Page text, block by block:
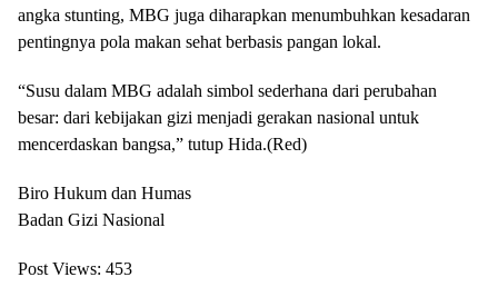
angka stunting, MBG juga diharapkan menumbuhkan kesadaran
pentingnya pola makan sehat berbasis pangan lokal.
“Susu dalam MBG adalah simbol sederhana dari perubahan
besar: dari kebijakan gizi menjadi gerakan nasional untuk
mencerdaskan bangsa,” tutup Hida.(Red)
Biro Hukum dan Humas
Badan Gizi Nasional
Post Views: 453